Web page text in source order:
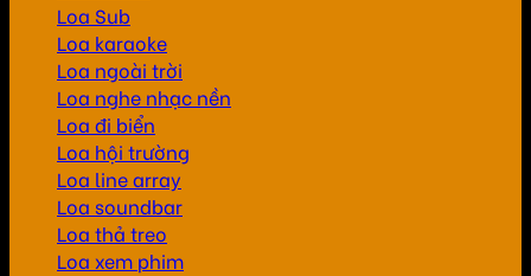
Loa Sub
Loa karaoke
Loa ngoài trời
Loa nghe nhạc nền
Loa đi biển
Loa hội trường
Loa line array
Loa soundbar
Loa thả treo
Loa xem phim